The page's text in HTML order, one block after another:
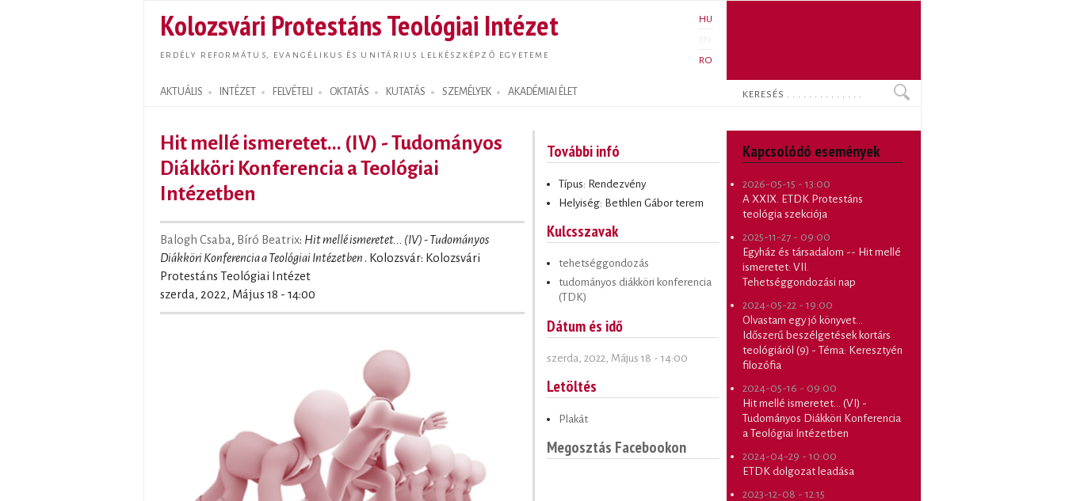
tartalomra
Kolozsvári Protestáns Teológiai Intézet
ERDÉLY REFORMÁTUS, EVANGÉLIKUS ÉS UNITÁRIUS LELKÉSZKÉPZŐ EGYETEME
HU
RO
AKTUÁLIS INTÉZET FELVÉTELI OKTATÁS KUTATÁS SZEMÉLYEK AKADÉMIAI ÉLET
Search form
Keresés
Hit mellé ismeretet... (IV) - Tudományos
Diákköri Konferencia a Teológiai
Intézetben
Balogh Csaba, Bíró Beatrix: Hit mellé ismeretet... (IV) - Tudományos
Diákköri Konferencia a Teológiai Intézetben . Kolozsvár: Kolozsvári
Protestáns Teológiai Intézet
szerda, 2022, Május 18 - 14:00
További infó
Típus: Rendezvény
Helyiség: Bethlen Gábor terem
Kulcsszavak
tehetséggondozás
tudományos diákköri konferencia
(TDK)
Dátum és idő
szerda, 2022, Május 18 - 14:00
Letöltés
Plakát
Megosztás Facebookon
Kapcsolódó események
2026-05-15 - 13:00
A XXIX. ETDK Protestáns
teológia szekciója
2025-11-27 - 09:00
Egyház és társadalom -- Hit mellé
ismeretet: VII.
Tehetséggondozási nap
2024-05-22 - 19:00
Olvastam egy jó könyvet...
Időszerű beszélgetések kortárs
teológiáról (9) - Téma: Keresztyén
filozófia
2024-05-16 - 09:00
Hit mellé ismeretet... (VI) -
Tudományos Diákköri Konferencia
a Teológiai Intézetben
2024-04-29 - 10:00
ETDK dolgozat leadása
2023-12-08 - 12:15